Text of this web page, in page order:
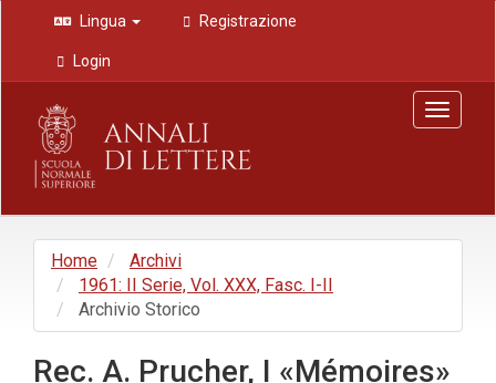
Navigazione
principale
Contenuto
principale
Barra
laterale
Lingua Registrazione
Login
Toggle
Home
Archivi
1961: II Serie, Vol. XXX, Fasc. I-II
Archivio Storico
Rec. A. Prucher, I «Mémoires»